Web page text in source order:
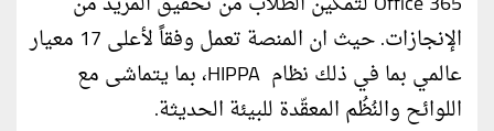
الإنجازات. حيث ان المنصة تعمل وفقاً لأعلى 17 معيار
عالمي بما في ذلك نظام HIPPA، بما يتماشى مع
اللوائح والنُظُم المعقّدة للبيئة الحديثة.